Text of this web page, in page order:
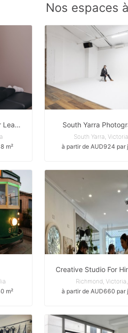
Nos espaces
Premium Consulting Rooms for Lease | Brand-New Fit-Out | Prime South Yarra Location
m²
South Yarra
South Yarra,
à partir de AUD924 par
m²
Creative Studio For
Richmond,
à partir de AUD660 par